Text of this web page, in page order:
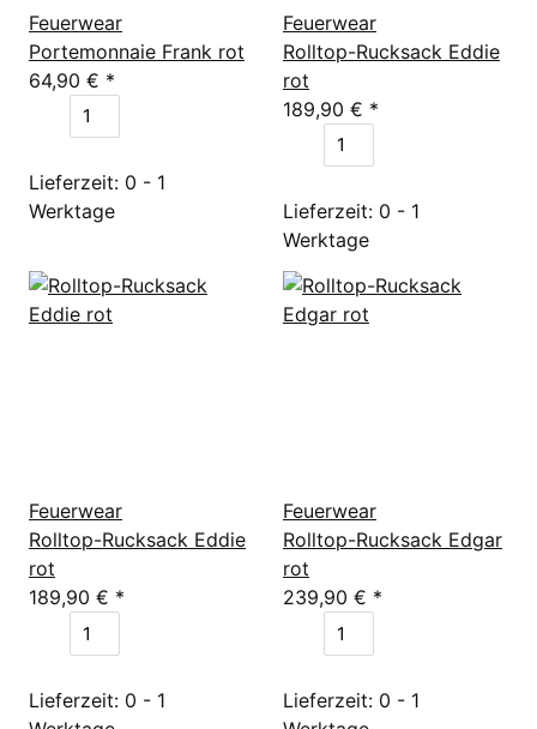
Feuerwear
Portemonnaie Frank rot
64,90 € *
Lieferzeit: 0 - 1
Werktage
Feuerwear
Rolltop-Rucksack Eddie
rot
189,90 € *
Lieferzeit: 0 - 1
Werktage
Feuerwear
Rolltop-Rucksack Eddie
rot
189,90 € *
Lieferzeit: 0 - 1
Feuerwear
Rolltop-Rucksack Edgar
rot
239,90 € *
Lieferzeit: 0 - 1